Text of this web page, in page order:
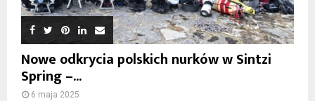
Nowe odkrycia polskich nurków w Sintzi
Spring –...
6 maja 2025